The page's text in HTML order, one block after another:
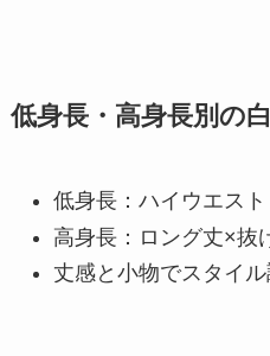
低身長・高身長別の
低身長：ハイウエス
高身長：ロング丈×抜
丈感と小物でスタイ